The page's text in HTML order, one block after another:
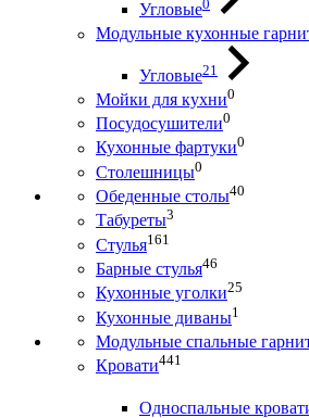
Угловые0
Модульные кухонные
Угловые21
Мойки для кухни0
Посудосушители0
Кухонные фартуки0
Столешницы0
Обеденные столы40
Табуреты3
Стулья161
Барные стулья46
Кухонные уголки25
Кухонные диваны1
Модульные спальные
Кровати441
Односпальные